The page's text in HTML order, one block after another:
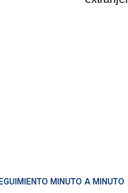
MINUTO A MINUTO